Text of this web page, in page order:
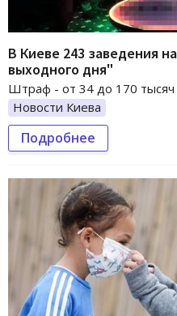
В Киеве 243 заведения
выходного дня"
Штраф - от 34 до 170 тысяч
Новости Киева
Подробнее